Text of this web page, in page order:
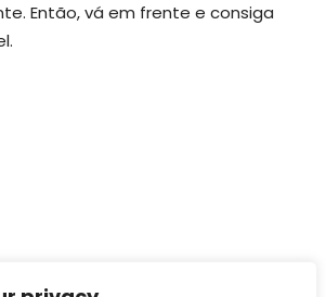
Então, vá em frente e consiga